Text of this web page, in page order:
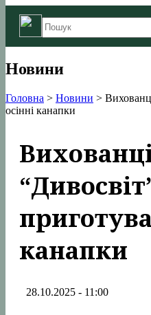
Новини
Головна > Новини >
осінні канапки
канапки
28.10.2025 - 11:00